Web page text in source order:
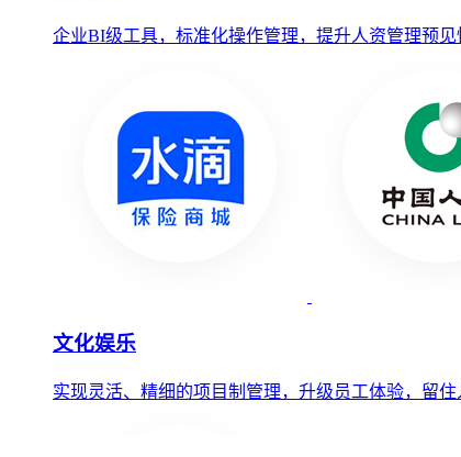
企业BI级工具，标准化操作管理，提升人资管理预见
文化娱乐
实现灵活、精细的项目制管理，升级员工体验，留住